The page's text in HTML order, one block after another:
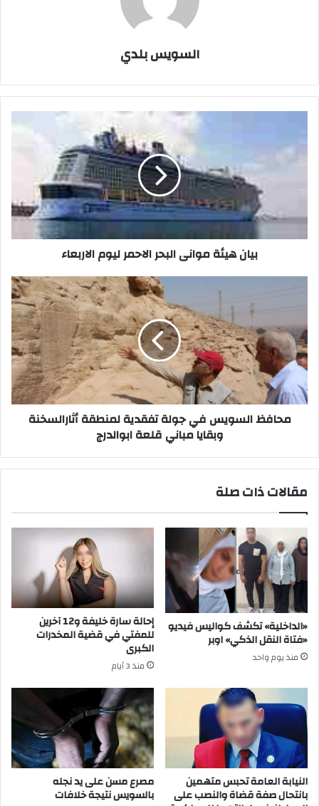
السويس بلدي
موانى
البحر
بيان هيئة موانى البحر الاحمر ليوم الاربعاء
جولة
تفقدية
لمنطقة
أثارالسخنة
وبقايا
مباني
قلعةمحافظ السويس في جولة تفقدية لمنطقة أثارالسخنة
وبقايا مباني قلعة ابوالدرج
مقالات ذات صلة
«الداخلية» تكشف كواليس فيديو
«فتاة النقل الذكي» اوبر
منذ يوم واحد
إحالة سارة خليفة و12 آخرين
للمفتي في قضية المخدرات
الكبرى
منذ 3 أيام
النيابة العامة تحبس متهمين
بانتحال صفة قضاة والنصب على
مصرع مسن على يد نجله
بالسويس نتيجة خلافات